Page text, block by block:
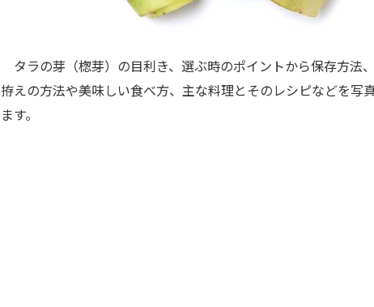
タラの芽（楤芽）の目利き、選ぶ時のポイントから保存方法
拵えの方法や美味しい食べ方、主な料理とそのレシピなどを写
ます。